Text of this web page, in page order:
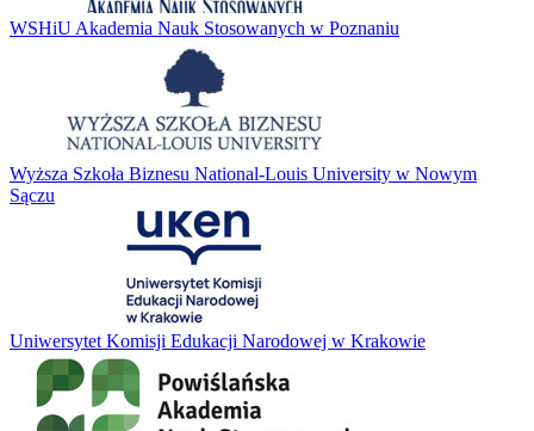
WSHiU Akademia Nauk Stosowanych w Poznaniu
Wyższa Szkoła Biznesu National-Louis University w Nowym
Sączu
Uniwersytet Komisji Edukacji Narodowej w Krakowie